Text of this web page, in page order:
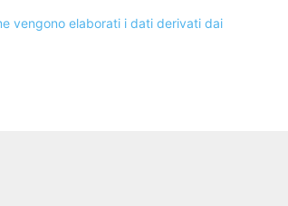
vengono elaborati i dati derivati dai